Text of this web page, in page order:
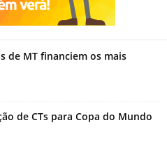
de MT financiem os mais
de CTs para Copa do Mundo